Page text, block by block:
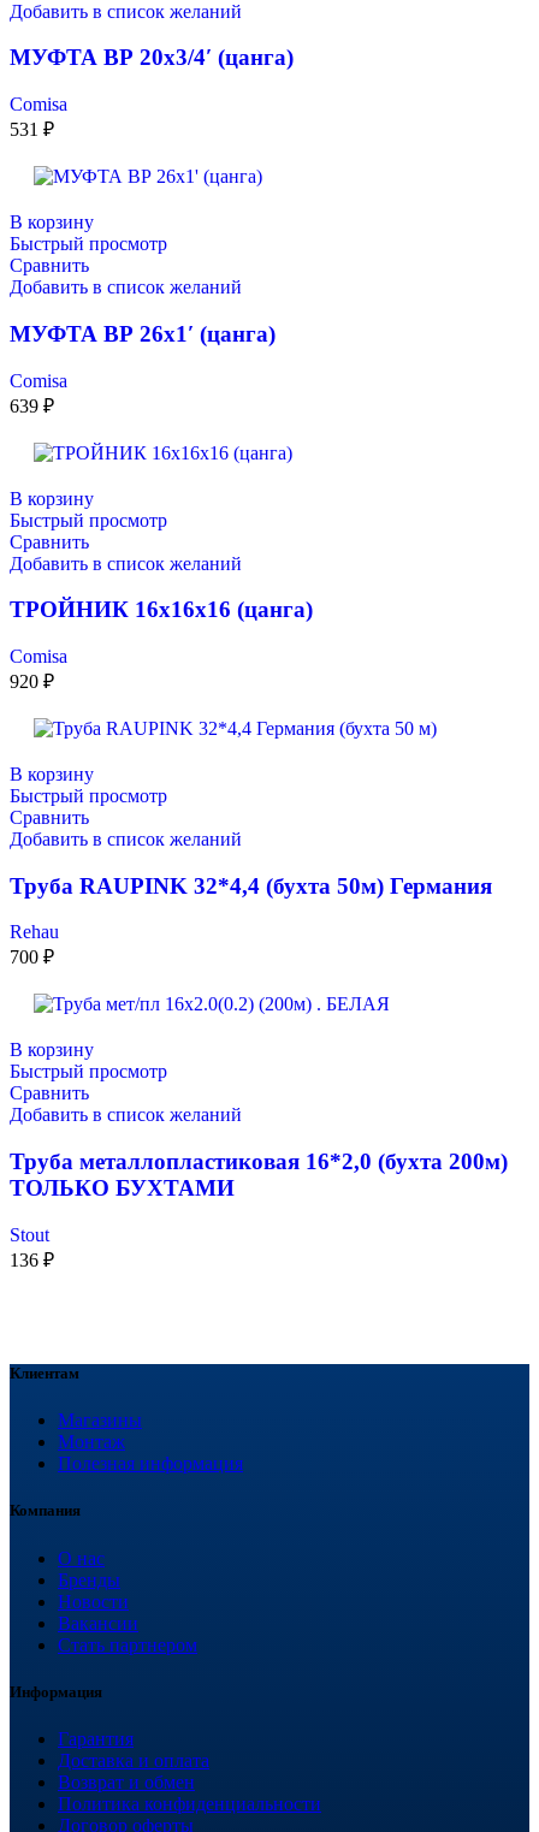
Добавить в список желаний
МУФТА ВР 20х3/4′ (цанга)
Comisa
531 ₽
В корзину
Быстрый просмотр
Сравнить
Добавить в список желаний
МУФТА ВР 26х1′ (цанга)
Comisa
639 ₽
В корзину
Быстрый просмотр
Сравнить
Добавить в список желаний
ТРОЙНИК 16х16х16 (цанга)
Comisa
920 ₽
В корзину
Быстрый просмотр
Сравнить
Добавить в список желаний
Труба RAUPINK 32*4,4 (бухта 50м) Германия
Rehau
700 ₽
В корзину
Быстрый просмотр
Сравнить
Добавить в список желаний
Труба металлопластиковая 16*2,0 (бухта 200м)
ТОЛЬКО БУХТАМИ
Stout
136 ₽
Клиентам
Магазины
Монтаж
Полезная информация
Компания
О нас
Бренды
Новости
Вакансии
Стать партнером
Информация
Гарантия
Доставка и оплата
Возврат и обмен
Политика конфиденциальности
Договор оферты